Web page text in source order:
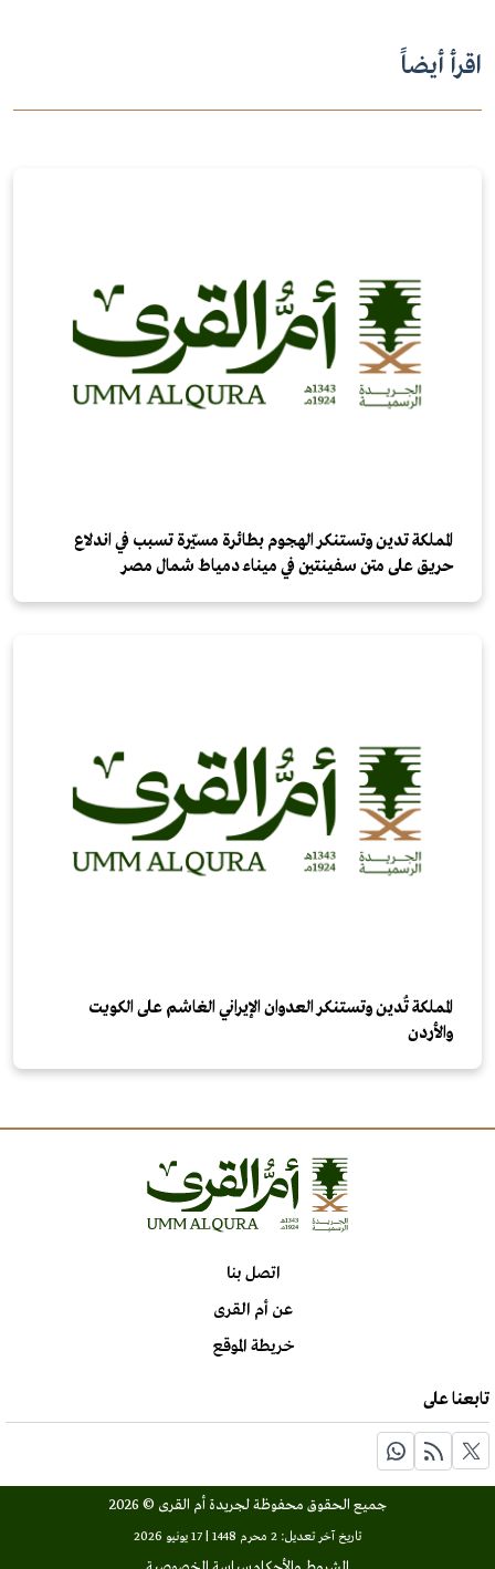
اقرأ أيضاً
المملكة تدين وتستنكر الهجوم بطائرة مسيّرة تسبب في اندلاع
حريق على متن سفينتين في ميناء دمياط شمال مصر
المملكة تُدين وتستنكر العدوان الإيراني الغاشم على الكويت
والأردن
اتصل بنا
عن أم القرى
خريطة الموقع
تابعنا على
جميع الحقوق محفوظة لجريدة أم القرى © 2026
تاريخ آخر تعديل: 2 محرم 1448 | 17 يونيو 2026